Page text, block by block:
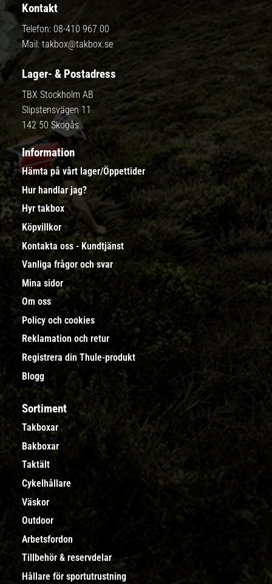
Kontakt
Telefon: 08-410 967 00
Mail: takbox@takbox.se
Lager- & Postadress
TBX Stockholm AB
Slipstensvägen 11
142 50 Skogås
Information
Hämta på vårt lager/Öppettider
Hur handlar jag?
Hyr takbox
Köpvillkor
Kontakta oss - Kundtjänst
Vanliga frågor och svar
Mina sidor
Om oss
Policy och cookies
Reklamation och retur
Registrera din Thule-produkt
Blogg
Sortiment
Takboxar
Bakboxar
Taktält
Cykelhållare
Väskor
Outdoor
Arbetsfordon
Tillbehör & reservdelar
Hållare för sportutrustning